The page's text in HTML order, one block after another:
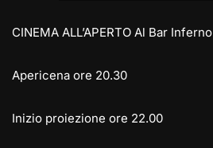
CINEMA ALL’APERTO Al Bar Inferno
Apericena ore 20.30
Inizio proiezione ore 22.00